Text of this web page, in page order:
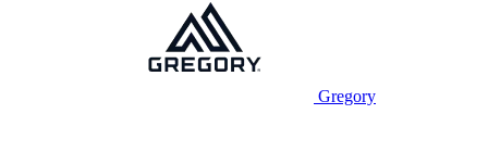
Gregory